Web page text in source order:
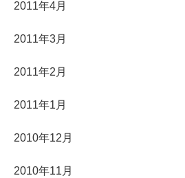
2011年4月
2011年3月
2011年2月
2011年1月
2010年12月
2010年11月